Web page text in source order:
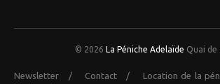
© 2026 La Péniche Adelaïde Quai de
Newsletter / Contact/ Location de la